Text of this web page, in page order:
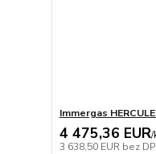
Immergas
4 475,36 EUR/
3 638,50 EUR bez